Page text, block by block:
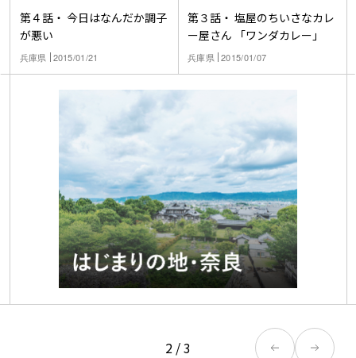
第４話・ 今日はなんだか調子
が悪い
兵庫県 2015/01/21
第３話・ 塩屋のちいさなカレ
ー屋さん 「ワンダカレー」
兵庫県 2015/01/07
2 /3